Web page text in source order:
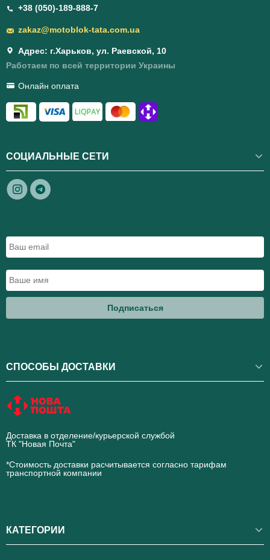
+38 (050)-189-888-7
zakaz@motoblok-tata.com.ua
Адрес: г.Харьков, ул. Раевской, 10
Работаем по всей территории Украины
Онлайн оплата
СОЦИАЛЬНЫЕ СЕТИ
Подписаться
СПОСОБЫ ДОСТАВКИ
Доставка в отделение/курьерской службой
ТК "Новая Почта"
*Стоимость доставки расчитывается согласно тарифам
транспортной компании
КАТЕГОРИИ